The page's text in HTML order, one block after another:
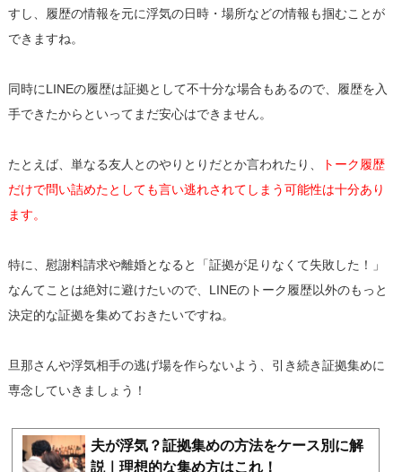
すし、履歴の情報を元に浮気の日時・場所などの情報も掴むことが
できますね。
同時にLINEの履歴は証拠として不十分な場合もあるので、履歴を入
手できたからといってまだ安心はできません。
たとえば、単なる友人とのやりとりだとか言われたり、
トーク履歴
だけで問い詰めたとしても言い逃れされてしまう可能性は十分あり
ます。
特に、慰謝料請求や離婚となると「証拠が足りなくて失敗した！」
なんてことは絶対に避けたいので、LINEのトーク履歴以外のもっと
決定的な証拠を集めておきたいですね。
旦那さんや浮気相手の逃げ場を作らないよう、引き続き証拠集めに
専念していきましょう！
夫が浮気？証拠集めの方法をケース別に解
説｜理想的な集め方はこれ！